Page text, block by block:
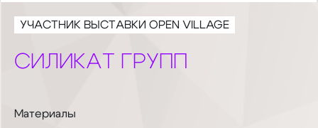
УЧАСТНИК ВЫСТАВКИ OPEN VILLAGE
СИЛИКАТ ГРУПП
Материалы